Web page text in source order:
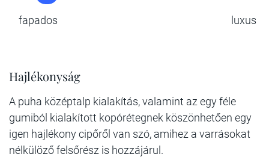
fapados luxus
Hajlékonyság
A puha középtalp kialakítás, valamint az egy féle
gumiból kialakított kopórétegnek köszönhetően egy
igen hajlékony cipőről van szó, amihez a varrásokat
nélkülöző felsőrész is hozzájárul.